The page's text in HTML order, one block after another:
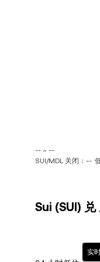
-- ~ --
SUI/MDL 关闭：--
Sui (SUI)
实